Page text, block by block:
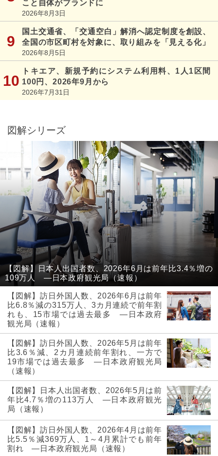
こと自体がブランドに
2026年8月3日
国土交通省、「交通空白」解消へ認定制度を創設、
全国の市区町村を対象に、取り組みを「見える化」
2026年8月5日
トキエア、新規予約にシステム利用料、1人1区間
100円、2026年9月から
2026年7月31日
図解シリーズ
【図解】日本人出国者数、2026年6月は前年比3.4％増の
109万人 ―日本政府観光局（速報）
【図解】訪日外国人数、2026年6月は前年
比6.8％減の315万人、3カ月連続で前年割
れも、15市場では過去最多 ―日本政府
観光局（速報）
【図解】訪日外国人数、2026年5月は前年
比3.6％減、2カ月連続前年割れ、一方で
19市場では過去最多 ―日本政府観光局
（速報）
【図解】日本人出国者数、2026年5月は前
年比4.7％増の113万人 ―日本政府観光
局（速報）
【図解】訪日外国人数、2026年4月は前年
比5.5％減369万人、1～4月累計でも前年
割れ ―日本政府観光局（速報）